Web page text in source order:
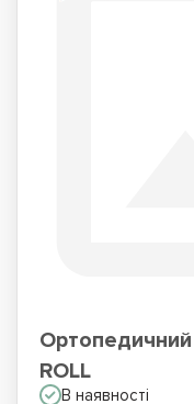
ROLL
В наявності